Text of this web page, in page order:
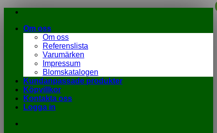
Skip
contentOm oss
Om oss
Referenslista
Varumärken
Impressum
Blomskatalogen
Kundanpassade produkter
Köpvillkor
Kontakta oss
Logga in